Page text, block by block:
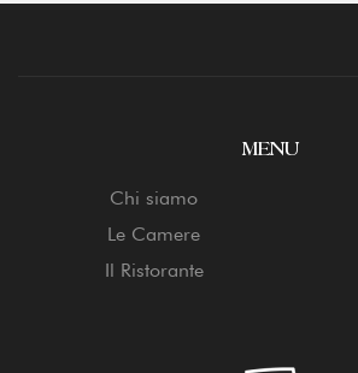
MENU
Chi siamo
Le Camere
Il Ristorante